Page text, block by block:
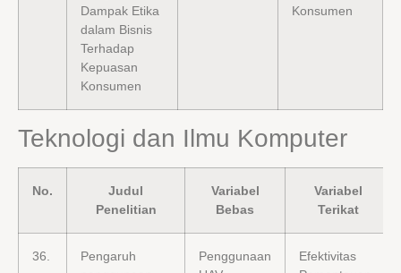
Dampak Etika
dalam Bisnis
Terhadap
Kepuasan
Konsumen
Konsumen
Teknologi dan Ilmu Komputer
No.
Judul
Penelitian
Variabel
Bebas
Variabel
Terikat
36.
Pengaruh
Penggunaan
Efektivitas